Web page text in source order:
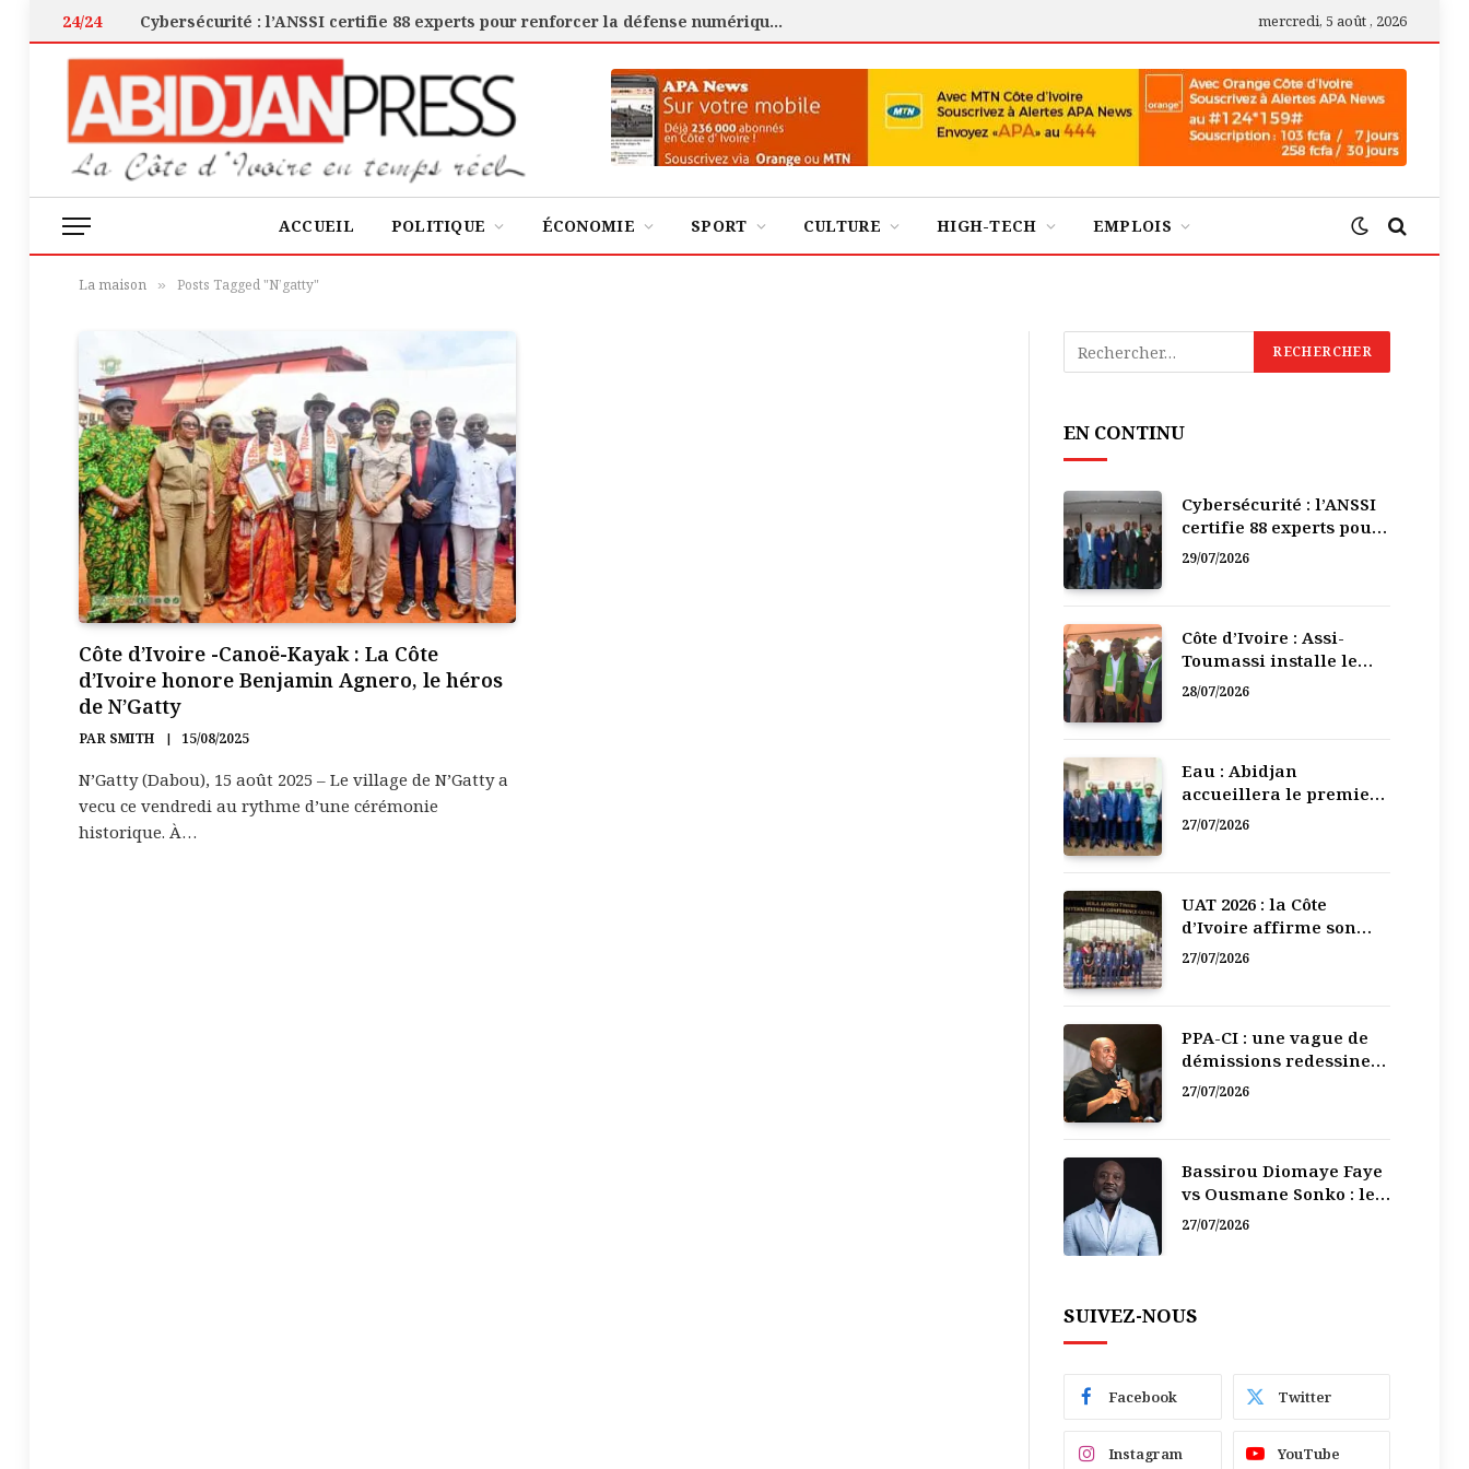
24/24 Cybersécurité : l’ANSSI certifie 88 experts pour renforcer la défense numérique de la Côte d’Ivoire mercredi, 5 août , 2026
ACCUEIL POLITIQUE ÉCONOMIE SPORT CULTURE HIGH-TECH EMPLOIS
La maison » Posts Tagged "N’gatty"
Côte d’Ivoire -Canoë-Kayak : La Côte
d’Ivoire honore Benjamin Agnero, le héros
de N’Gatty
PAR SMITH 15/08/2025
N’Gatty (Dabou), 15 août 2025 – Le village de N’Gatty a
vecu ce vendredi au rythme d’une cérémonie
historique. À…
EN CONTINU
Cybersécurité : l’ANSSI
certifie 88 experts pour
renforcer la défense
29/07/2026
Côte d’Ivoire : Assi-
Toumassi installe le
bureau exécutif de sa
28/07/2026
Eau : Abidjan
accueillera le premier
Forum régional de
27/07/2026
UAT 2026 : la Côte
d’Ivoire affirme son
leadership numérique
27/07/2026
PPA-CI : une vague de
démissions redessine
la recomposition
27/07/2026
Bassirou Diomaye Faye
vs Ousmane Sonko : le
vacarme du pouvoir ne
27/07/2026
SUIVEZ-NOUS
Facebook Twitter
Instagram YouTube